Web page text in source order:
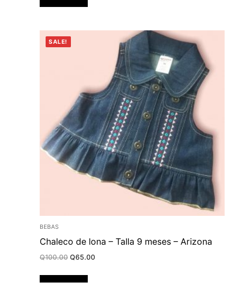
SALE!
BEBAS
Chaleco de lona – Talla 9 meses – Arizona
Q100.00 Original
Q100.00.
Q65.00